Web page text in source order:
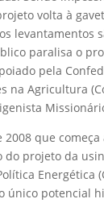
volta à
levantamentos
paralisa o
pela
na Agricultura
2008 que
do projeto da
Energética
único potencial